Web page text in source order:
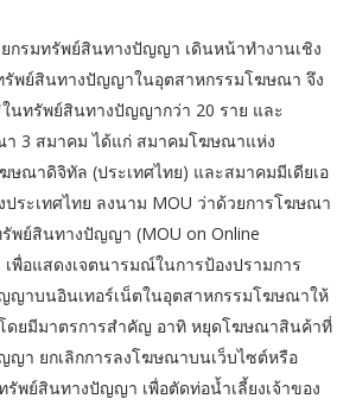
กรมทรัพย์สินทางปัญญา เดินหน้าทำงานเชิง
รัพย์สินทางปัญญาในอุตสาหกรรมโฆษณา จึง
นทรัพย์สินทางปัญญากว่า 20 ราย และ
3 สมาคม ได้แก่ สมาคมโฆษณาแห่ง
ษณาดิจิทัล (ประเทศไทย) และสมาคมมีเดียเอ
ระเทศไทย ลงนาม MOU ว่าด้วยการโฆษณา
พย์สินทางปัญญา (MOU on Online
เพื่อแสดงเจตนารมณ์ในการป้องปรามการ
ญาบนอินเทอร์เน็ตในอุตสาหกรรมโฆษณาให้
ดยมีมาตรการสำคัญ อาทิ หยุดโฆษณาสินค้าที่
ญา ยกเลิกการลงโฆษณาบนเว็บไซต์หรือ
พย์สินทางปัญญา เพื่อตัดท่อน้ำเลี้ยงเจ้าของ